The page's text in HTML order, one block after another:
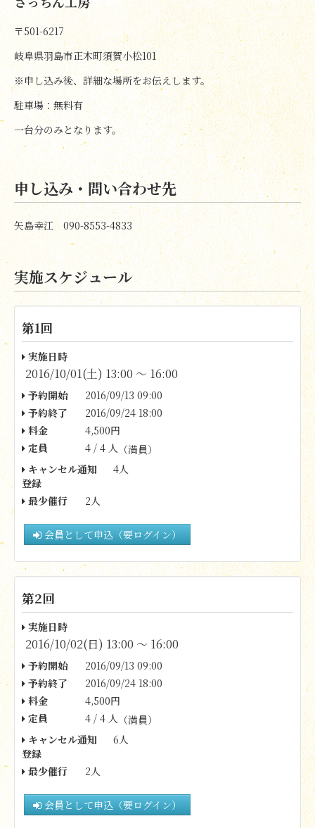
〒501-6217
岐阜県羽島市正木町須賀小松101
※申し込み後、詳細な場所をお伝えします。
駐車場：無料有
一台分のみとなります。
申し込み・問い合わせ先
矢島幸江 090-8553-4833
実施スケジュール
第1回
実施日時
2016/10/01(土) 13:00 〜 16:00
予約開始
2016/09/13 09:00
予約終了
2016/09/24 18:00
料金
4,500円
定員
4 / 4 人 （満員）
キャンセル通知
登録
4人
最少催行 2人
会員として申込（要ログイン）
第2回
実施日時
2016/10/02(日) 13:00 〜 16:00
予約開始
2016/09/13 09:00
予約終了
2016/09/24 18:00
料金
4,500円
定員
4 / 4 人 （満員）
キャンセル通知
登録
6人
最少催行 2人
会員として申込（要ログイン）